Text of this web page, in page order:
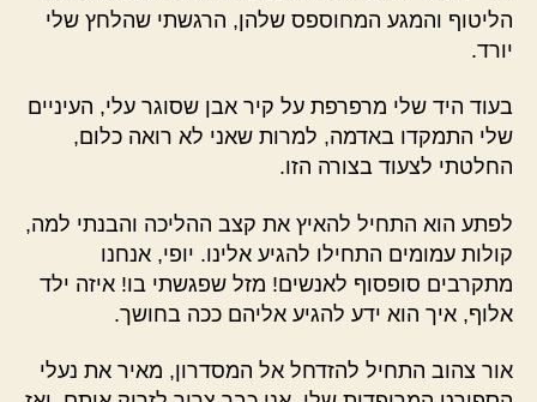
הליטוף והמגע המחוספס שלהן, הרגשתי שהלחץ שלי
יורד.
בעוד היד שלי מרפרפת על קיר אבן שסוגר עלי, העיניים
שלי התמקדו באדמה, למרות שאני לא רואה כלום,
החלטתי לצעוד בצורה הזו.
לפתע הוא התחיל להאיץ את קצב ההליכה והבנתי למה,
קולות עמומים התחילו להגיע אלינו. יופי, אנחנו
מתקרבים סופסוף לאנשים! מזל שפגשתי בו! איזה ילד
אלוף, איך הוא ידע להגיע אליהם ככה בחושך.
אור צהוב התחיל להזדחל אל המסדרון, מאיר את נעלי